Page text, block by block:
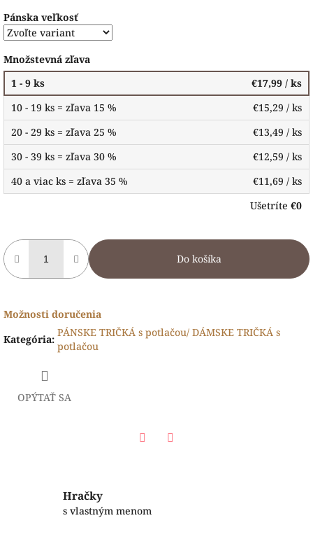
Pánska veľkosť
Množstevná zľava
1 - 9 ks
€17,99 / ks
10 - 19 ks = zľava 15 %
€15,29 / ks
20 - 29 ks = zľava 25 %
€13,49 / ks
30 - 39 ks = zľava 30 %
€12,59 / ks
40 a viac ks = zľava 35 %
€11,69 / ks
Ušetríte €0
Do košíka
Možnosti doručenia
Kategória:
PÁNSKE TRIČKÁ s potlačou/ DÁMSKE TRIČKÁ s
potlačou
OPÝTAŤ SA
Hračky
s vlastným menom